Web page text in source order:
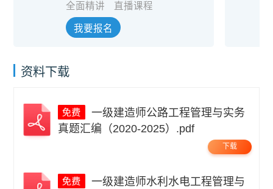
全面精讲 直播课程
我要报名
资料下载
一级建造师公路工程管理与实务
真题汇编（2020-2025）.pdf
下载
一级建造师水利水电工程管理与